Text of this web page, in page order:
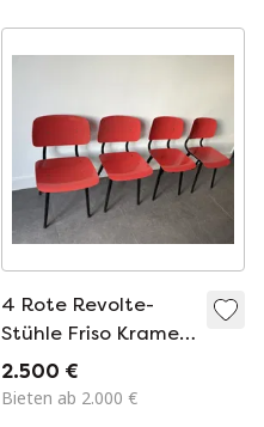
4 Rote Revolte-
Stühle Friso Kramer
Ahrend '60
2.500 €
Bieten ab 2.000 €